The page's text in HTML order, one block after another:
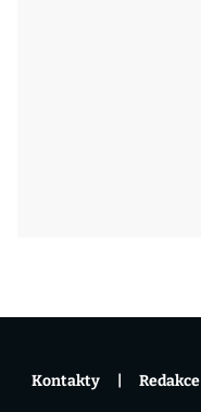
Kontakty Redakce